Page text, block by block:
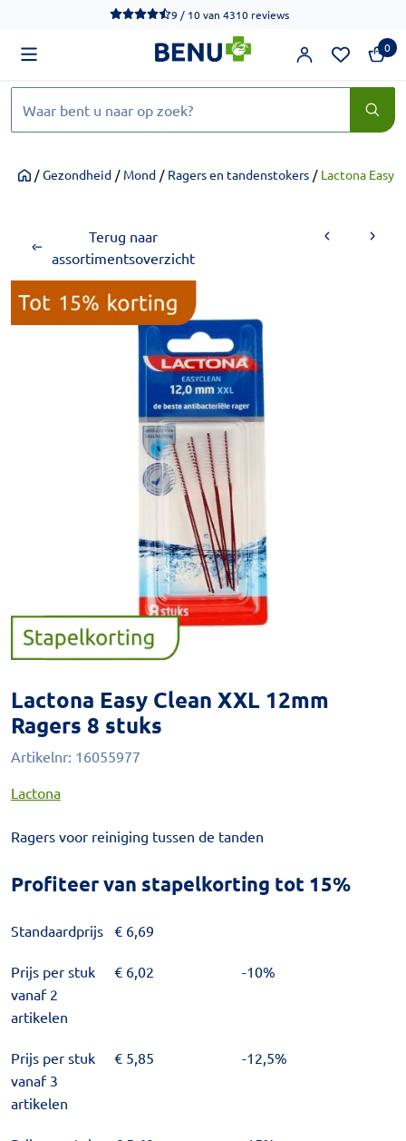
We werken momenteel hard aan het verbeteren van de
9 / 10van 4310 reviews
0
Home
/ Gezondheid / Mond / Ragers en tandenstokers / Lactona Easy
Terug naar
assortimentsoverzicht
Lactona Easy Clean XXL 12mm
Ragers 8 stuks
Artikelnr: 16055977
Lactona
Ragers voor reiniging tussen de tanden
Profiteer van stapelkorting tot 15%
Standaardprijs € 6,69
Prijs per stuk
vanaf 2
artikelen
€ 6,02 -10%
Prijs per stuk
vanaf 3
artikelen
€ 5,85 -12,5%